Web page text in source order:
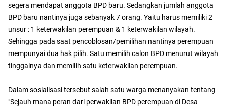
segera mendapat anggota BPD baru. Sedangkan jumlah anggota
BPD baru nantinya juga sebanyak 7 orang. Yaitu harus memiliki 2
unsur : 1 keterwakilan perempuan & 1 keterwakilan wilayah.
Sehingga pada saat pencoblosan/pemilihan nantinya perempuan
mempunyai dua hak pilih. Satu memilih calon BPD menurut wilayah
tinggalnya dan memilih satu keterwakilan perempuan.
Dalam sosialisasi tersebut salah satu warga menanyakan tentang
"Sejauh mana peran dari perwakilan BPD perempuan di Desa